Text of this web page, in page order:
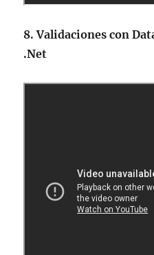
8. Validaciones con
.Net